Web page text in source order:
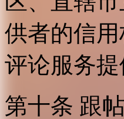
供者的信
评论服务
第十条 跟